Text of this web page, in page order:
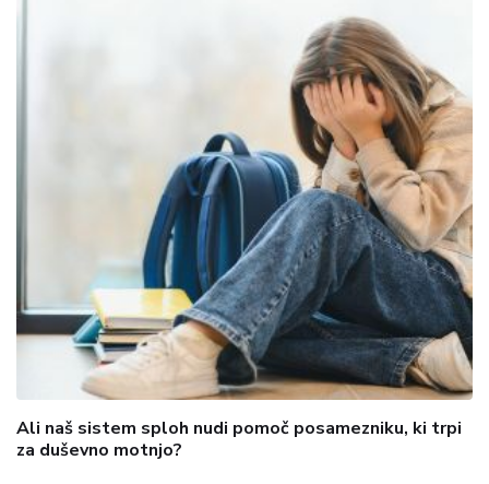
Ali naš sistem sploh nudi pomoč posamezniku, ki trpi
za duševno motnjo?